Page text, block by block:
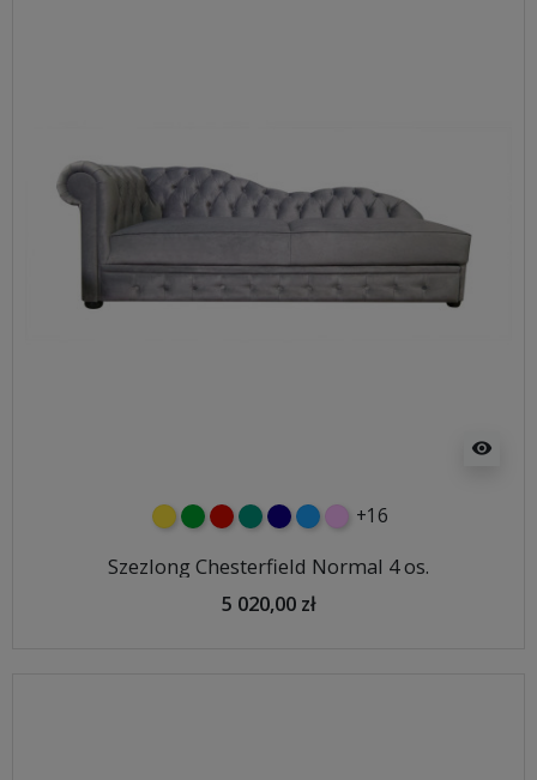
visibility
żółtyzielonyczerwony
turkusowy
granatowy
niebieski
różowy
+16
Szezlong Chesterfield Normal 4 os.
5 020,00 zł